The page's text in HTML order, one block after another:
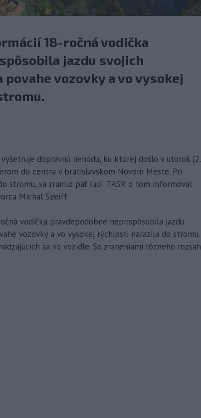
18-ročná vodička
jazdu svojich
vozovky a vo vysokej
vyšetruje dopravnú nehodu, ku ktorej došlo v utorok (2.
do centra v bratislavskom Novom Meste. Pri
stromu, sa zranilo päť ľudí. TASR o tom informoval
Michal Szeiff.
vodička pravdepodobne neprispôsobila jazdu
vozovky a vo vysokej rýchlosti narazila do stromu.
sa vo vozidle. So zraneniami rôzneho